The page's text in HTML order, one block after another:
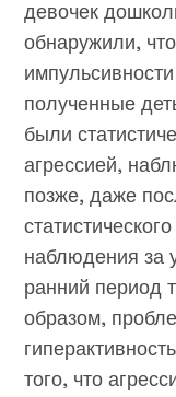
девочек
обнаружили,
полученные
были
агрессией,
позже, даже
наблюдения за
ранний период
образом,
того, что